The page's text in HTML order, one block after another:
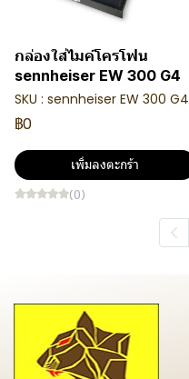
กล่องใส่ไมค์โครโฟน
sennheiser EW 300 G4
SKU : sennheiser EW 300 G4
฿0
เพิ่มลงตะกร้า
(0)